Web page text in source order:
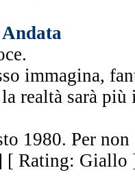
immagina,
la realtà sarà
1980. Per
[ Rating: Giallo